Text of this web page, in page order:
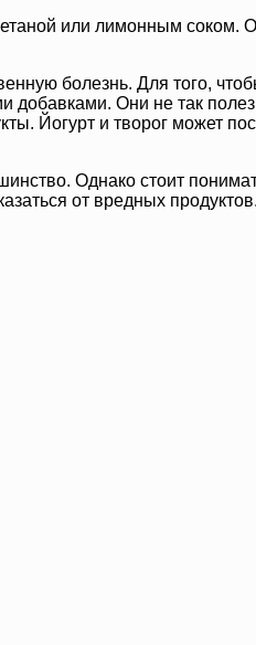
или лимонным соком.
болезнь. Для того,
Они не так
Йогурт и творог может
Однако стоит
от вредных продуктов.